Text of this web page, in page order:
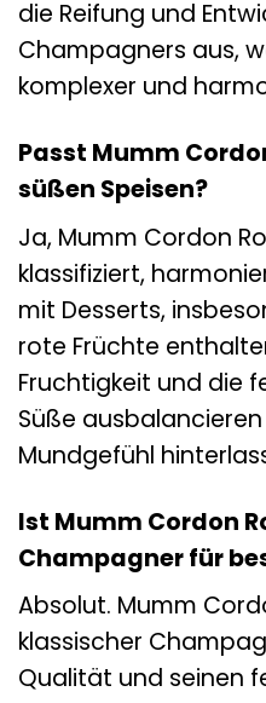
die Reifung und
Champagners aus,
komplexer und
Passt Mumm
süßen Speisen?
Ja, Mumm Cordon
klassifiziert,
mit Desserts,
rote Früchte
Fruchtigkeit und die
Süße
Mundgefühl
Ist Mumm Cordon
Champagner für
Absolut. Mumm
klassischer
Qualität und seinen